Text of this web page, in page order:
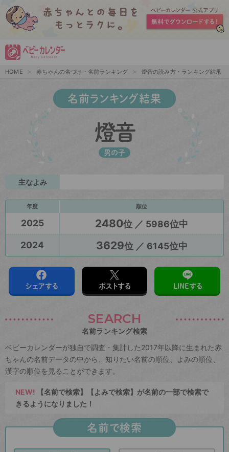
HOME 赤ちゃんの名づけ・名前ランキング 燈音の読み方・ランキング結果
名前ランキング結果
燈音
男の子
主なよみ
年度 順位
2025 2480位 ／ 5986位中
2024
3629位 ／ 6145位中
シェアする ポストする LINEする
SEARCH
名前ランキング検索
ベビーカレンダーが独自で調査・集計した2017年以降に生まれた赤
ちゃんの名前データの中から、知りたい名前の順位、よみの順位、
漢字の順位を見ることができます。
NEW! 【名前で検索】【よみで検索】が名前の一部で検索で
きるようになりました！
名前で検索